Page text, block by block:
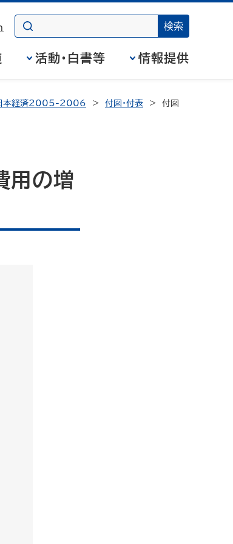
活動・白書等 情報提供
本経済2005-2006 付図・付表
付図
用の増